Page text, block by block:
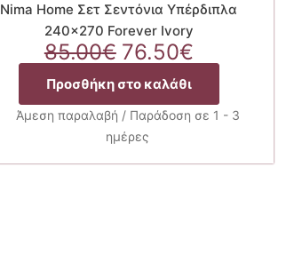
Nima Home Σετ Σεντόνια Υπέρδιπλα
240×270 Forever Ivory
85.00€ Original
price
was:
85.00€.
76.50€Η
τρέχουσα
είναι:
Προσθήκη στο καλάθι
Άμεση παραλαβή / Παράδοση σε 1 - 3
ημέρες